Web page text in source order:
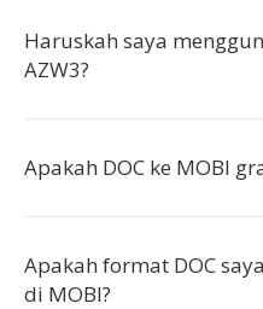
Haruskah saya
AZW3?
Apakah DOC ke MOBI
Apakah format DOC
di MOBI?